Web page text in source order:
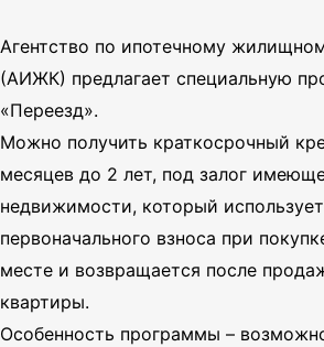
Агентство по ипотечному
(АИЖК) предлагает специальную
«Переезд».
Можно получить краткосрочный
месяцев до 2 лет, под залог
недвижимости, который
первоначального взноса при
месте и возвращается после
квартиры.
Особенность программы –